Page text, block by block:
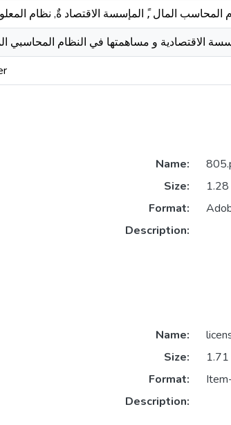
الاقتصادية و مساهمتها في النظام المحاسبي
Name:
Size:
Format:
Description:
Name:
Size:
Format:
Description: